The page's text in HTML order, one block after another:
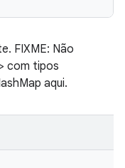
FIXME: Não
com tipos
aqui.